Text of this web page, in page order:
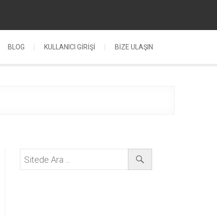
BLOG KULLANICI GİRİŞİ BIZE ULAŞIN
Sitede
Ara